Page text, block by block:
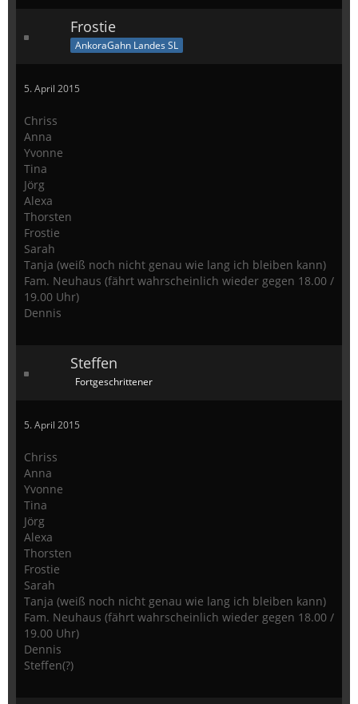
Frostie
AnkoraGahn Landes SL
5. April 2015
Chriss
Anna
Yvonne
Tina
Jörg
Alexa
Thorsten
Frostie
Sarah
Tanja (weiß noch nicht genau wie lang ich bleiben kann)
Fam. Neuhaus (fährt wahrscheinlich wieder gegen 18.00 /
19.00 Uhr)
Dennis
Steffen
Fortgeschrittener
5. April 2015
Chriss
Anna
Yvonne
Tina
Jörg
Alexa
Thorsten
Frostie
Sarah
Tanja (weiß noch nicht genau wie lang ich bleiben kann)
Fam. Neuhaus (fährt wahrscheinlich wieder gegen 18.00 /
19.00 Uhr)
Dennis
Steffen(?)